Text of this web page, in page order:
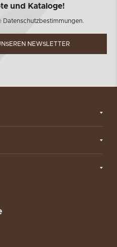
und Kataloge!
Datenschutzbestimmungen.
NEWSLETTER